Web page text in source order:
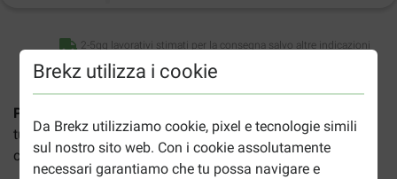
Brekz utilizza i cookie
Da Brekz utilizziamo cookie, pixel e tecnologie simili
sul nostro sito web. Con i cookie assolutamente
necessari garantiamo che tu possa navigare e
2-5gg lavorativi stimati per la consegna salvo altre indicazioni
Pallina in Lattice per cane
tuo cane con un simpatico aspetto, disponibile in diversi
colori.